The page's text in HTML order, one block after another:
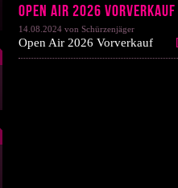
Open Air 2026 Vorverkauf
14.08.2024 von Schürzenjäger
Open Air 2026 Vorverkauf